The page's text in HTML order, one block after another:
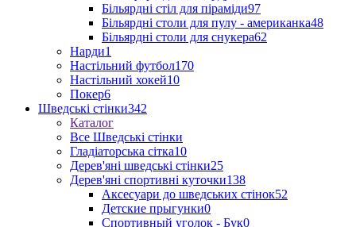
Більярдні стіл для піраміди97
Більярдні столи для пулу - американка48
Більярдні столи для снукера62
Нарди1
Настільний футбол170
Настільний хокей10
Покер6
Шведські стінки342
Каталог
Все Шведські стінки
Гладіаторська сітка10
Дерев'яні шведські стінки25
Дерев'яні спортивні куточки138
Аксесуари до шведських стінок52
Детские прыгунки0
Спортивный уголок - Бук0